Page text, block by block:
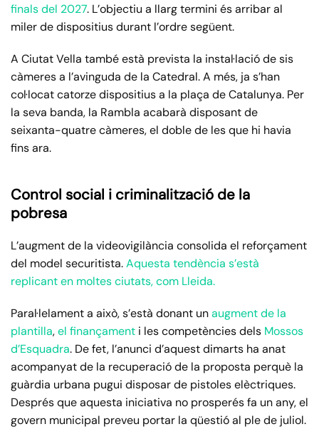
finals del 2027. L’objectiu a llarg termini és arribar al
miler de dispositius durant l’ordre següent.
A Ciutat Vella també està prevista la instal·lació de sis
càmeres a l’avinguda de la Catedral. A més, ja s’han
col·locat catorze dispositius a la plaça de Catalunya. Per
la seva banda, la Rambla acabarà disposant de
seixanta-quatre càmeres, el doble de les que hi havia
fins ara.
Control social i criminalització de la
pobresa
L’augment de la videovigilància consolida el reforçament
del model securitista.Aquesta tendència s’està
replicant en moltes ciutats, com Lleida.
Paral·lelament a això, s’està donant unaugment de la
plantilla,el finançament i les competències dels Mossos
d’Esquadra. De fet, l’anunci d’aquest dimarts ha anat
acompanyat de la recuperació de la proposta perquè la
guàrdia urbana pugui disposar de pistoles elèctriques.
Després que aquesta iniciativa no prosperés fa un any, el
govern municipal preveu portar la qüestió al ple de juliol.